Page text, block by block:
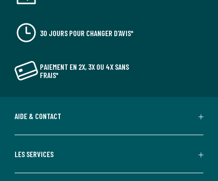
30 JOURS POUR CHANGER D'AVIS*
PAIEMENT EN 2X, 3X OU 4X SANS
FRAIS*
AIDE & CONTACT
LES SERVICES